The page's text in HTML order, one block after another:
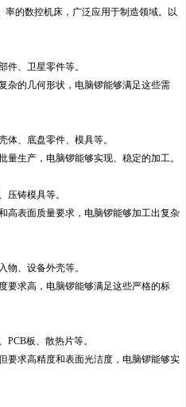
率的数控机床，广泛应用于制造领域。以
、卫星零件等。
的几何形状，电脑锣能够满足这些需
、底盘零件、模具等。
生产，电脑锣能够实现、稳定的加工。
铸模具等。
表面质量要求，电脑锣能够加工出复杂
、设备外壳等。
求高，电脑锣能够满足这些严格的标
板、散热片等。
求高精度和表面光洁度，电脑锣能够实